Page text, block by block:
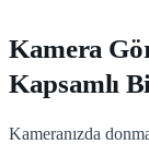
Kamera
Kapsamlı
Kameranızda